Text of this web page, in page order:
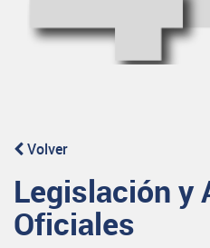
Volver
Legislación y
Oficiales